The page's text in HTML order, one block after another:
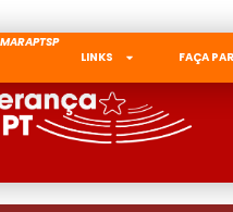
LINKS
FAÇA